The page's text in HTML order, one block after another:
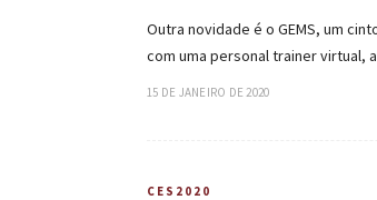
Outra novidade é o GEMS, um
com uma personal trainer virtual,
15 DE JANEIRO DE 2020
CES2020